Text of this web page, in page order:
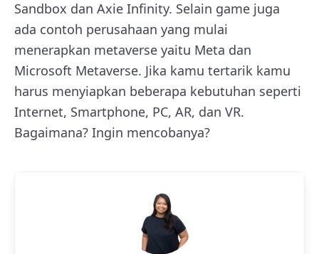
Sandbox dan Axie Infinity. Selain game juga
ada contoh perusahaan yang mulai
menerapkan metaverse yaitu Meta dan
Microsoft Metaverse. Jika kamu tertarik kamu
harus menyiapkan beberapa kebutuhan seperti
Internet, Smartphone, PC, AR, dan VR.
Bagaimana? Ingin mencobanya?